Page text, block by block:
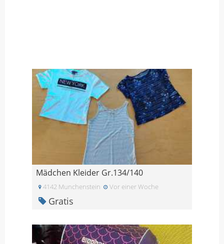
Mädchen Kleider Gr.134/140
4142 Munchenstein Vor einer Woche
Gratis